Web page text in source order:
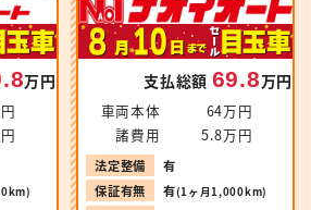
万円 支払総額 69.8万円
車両本体
64万円
諸費用
5.8万円
法定整備
有
保証有無
有(1ヶ月1,000km)